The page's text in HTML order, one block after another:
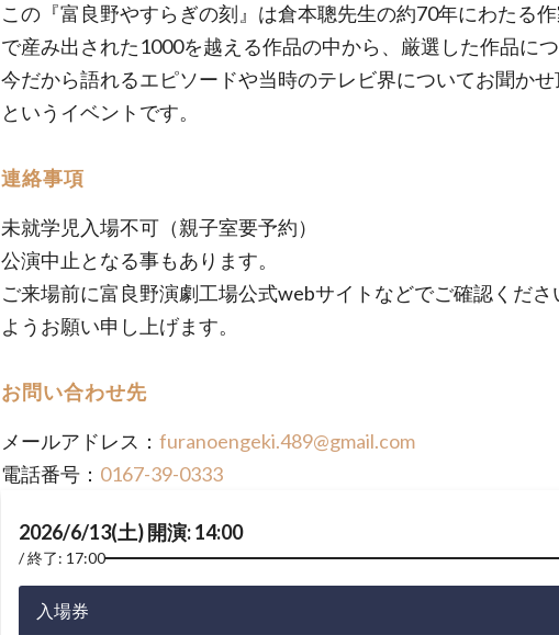
この『富良野やすらぎの刻』は倉本聰先生の約70年にわたる
で産み出された1000を越える作品の中から、厳選した作品につ
今だから語れるエピソードや当時のテレビ界についてお聞かせ
というイベントです。
連絡事項
未就学児入場不可（親子室要予約）
公演中止となる事もあります。
ご来場前に富良野演劇工場公式webサイトなどでご確認くださ
ようお願い申し上げます。
お問い合わせ先
メールアドレス： furanoengeki.489@gmail.com
電話番号： 0167-39-0333
2026/6/13(土) 開演: 14:00
終了: 17:00
入場券